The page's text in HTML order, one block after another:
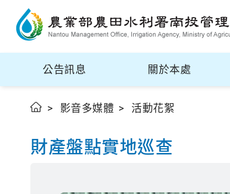
公告訊息 關於本處
影音多媒體 活動花絮
財產盤點實地巡查